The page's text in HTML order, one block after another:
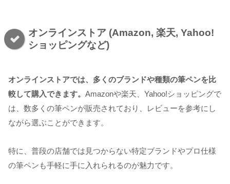
オンラインストア (Amazon, 楽天, Yahoo!
ショッピングなど)
オンラインストアでは、多くのブランドや種類の筆ペンを比
較して購入できます。 Amazonや楽天、Yahoo!ショッピングで
は、数多くの筆ペンが販売されており、レビューを参考にし
ながら選ぶことができます。
特に、普段の店舗では見つからない特定ブランドやプロ仕様
の筆ペンも手軽に手に入れられるのが魅力です。